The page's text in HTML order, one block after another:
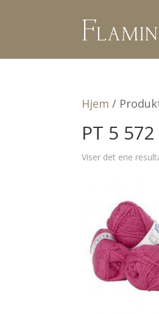
Hjem /
PT 5
Viser det ene